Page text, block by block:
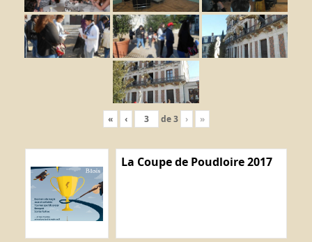
« ‹ de3 › »
La Coupe de Poudloire 2017